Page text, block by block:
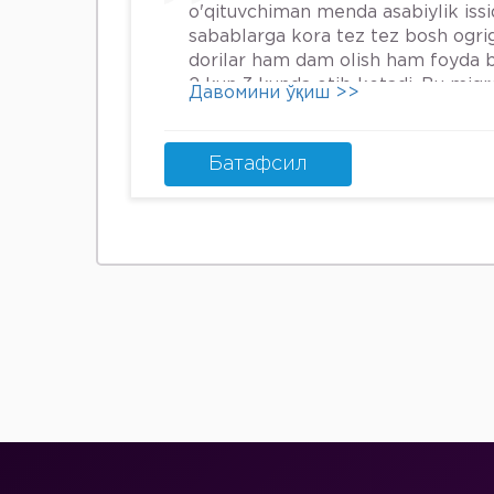
o'qituvchiman menda asabiylik
sabablarga kora tez tez bosh
dorilar ham dam olish ham foyda
2 kun 3 kunda otib ketadi. Bu
Давомини ўқиш >>
Батафсил